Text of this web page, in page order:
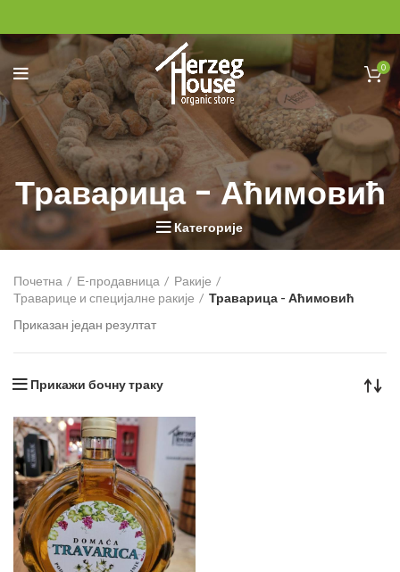
0
Траварица - Аћимовић
Категорије
Почетна Е-продавница
Ракије
Траварице и специјалне ракије
Траварица - Аћимовић
Приказан један резултат
Прикажи бочну траку